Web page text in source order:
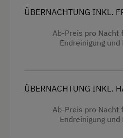
Verbundene Zimmer
Doppelbett (Kingsize)
ÜBERNACHTUNG INKL.
Ab-Preis pro Nacht
Endreinigung
ÜBERNACHTUNG INKL.
Ab-Preis pro Nacht
Endreinigung